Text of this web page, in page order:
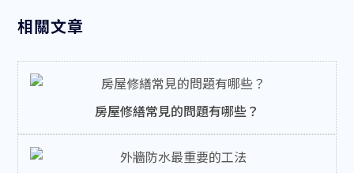
房屋修繕常見的問題有哪些？